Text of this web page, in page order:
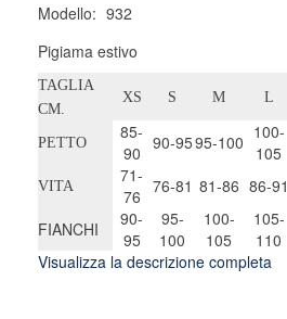
Modello: 932
Pigiama estivo
TAGLIA
CM.
XS S M L
PETTO
85-
90 90-9595-100 100-
105
VITA
71-
76 76-81 81-86 86-91
FIANCHI
90-
95
95-
100
100-
105
105-
110
Visualizza la descrizione completa